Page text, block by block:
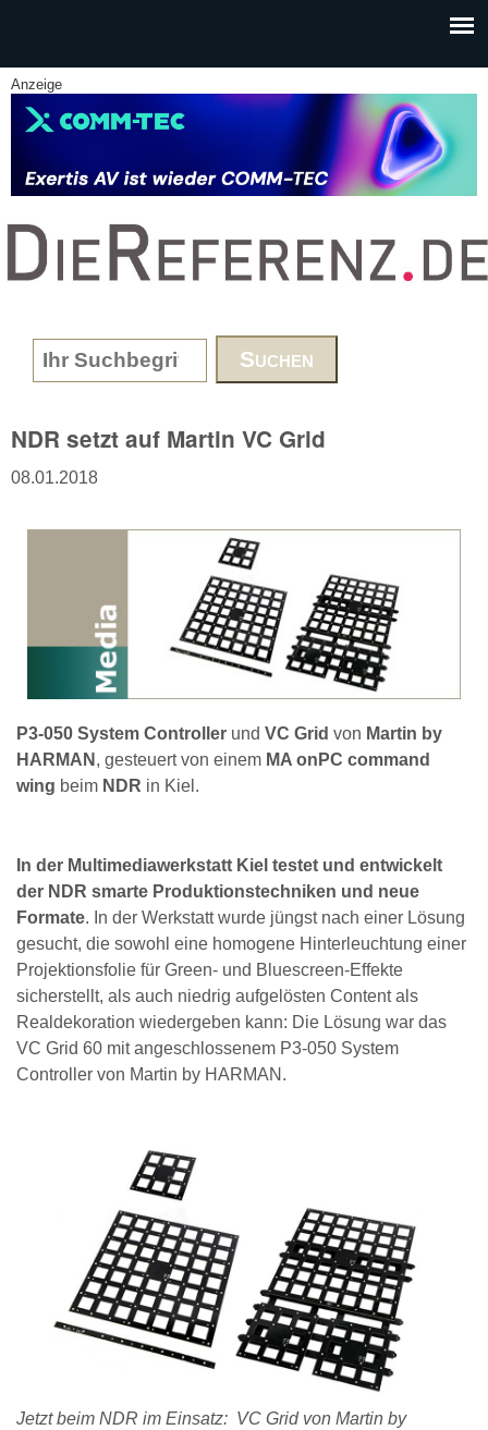
Anzeige
www.DieReferenz.de
Search form
NDR setzt auf Martin VC Grid
08.01.2018
P3-050 System Controller und VC Grid von Martin by
HARMAN , gesteuert von einem MA onPC command
wing beim NDR in Kiel.
In der Multimediawerkstatt Kiel testet und entwickelt
der NDR smarte Produktionstechniken und neue
Formate. In der Werkstatt wurde jüngst nach einer Lösung
gesucht, die sowohl eine homogene Hinterleuchtung einer
Projektionsfolie für Green- und Bluescreen-Effekte
sicherstellt, als auch niedrig aufgelösten Content als
Realdekoration wiedergeben kann: Die Lösung war das
VC Grid 60 mit angeschlossenem P3-050 System
Controller von Martin by HARMAN.
Jetzt beim NDR im Einsatz: VC Grid von Martin by